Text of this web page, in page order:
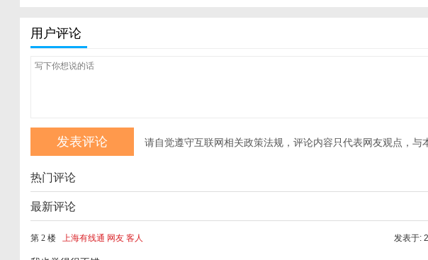
用户评论
请自觉遵守互联网相关政策法规，评论内容只代表网友观点，与
热门评论
最新评论
第 2 楼 上海有线通 网友 客人 发表于: